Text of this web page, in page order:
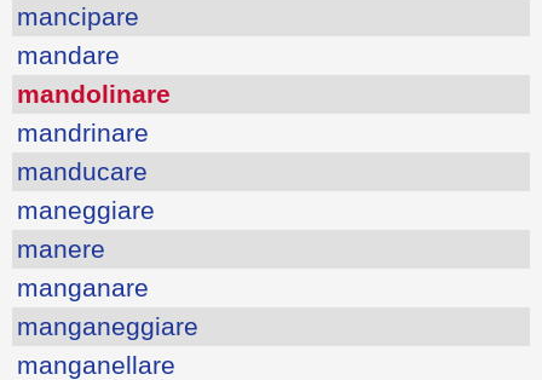
mancipare
mandare
mandolinare
mandrinare
manducare
maneggiare
manere
manganare
manganeggiare
manganellare